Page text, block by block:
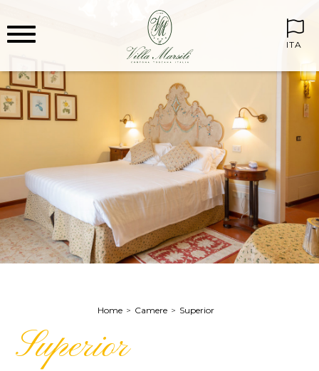
ITA
Home Camere Superior
Superior